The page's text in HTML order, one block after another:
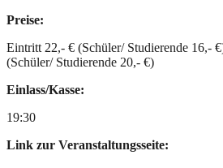
Preise:
Eintritt 22,- € (Schüler/ Studierende
(Schüler/ Studierende 20,- €)
Einlass/Kasse:
19:30
Link zur Veranstaltungsseite: